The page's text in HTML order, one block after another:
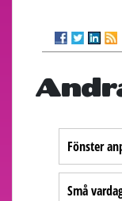
Fönster
Små